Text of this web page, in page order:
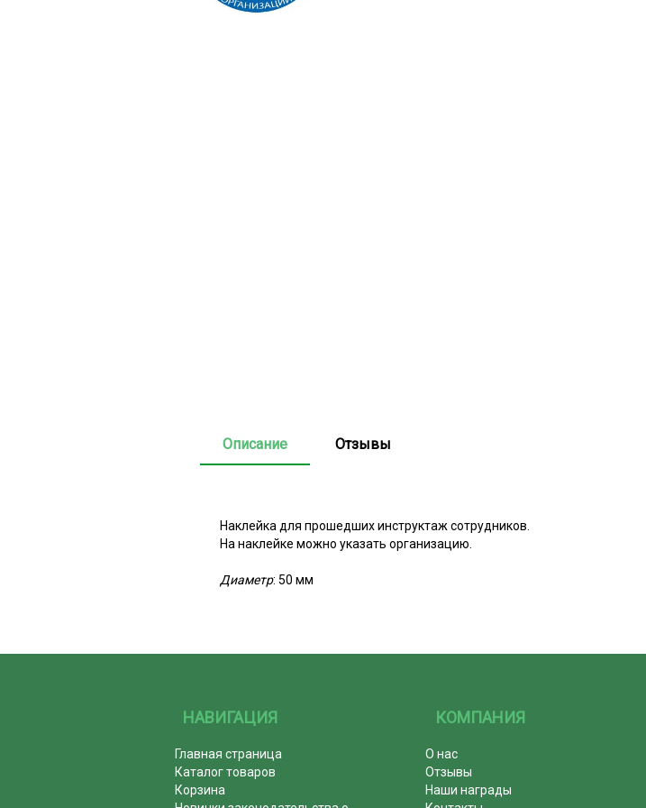
Описание Отзывы
Наклейка для прошедших инструктаж сотрудников.
На наклейке можно указать организацию.
Диаметр: 50 мм
НАВИГАЦИЯ
Главная страница
Каталог товаров
Корзина
КОМПАНИЯ
О нас
Отзывы
Наши награды